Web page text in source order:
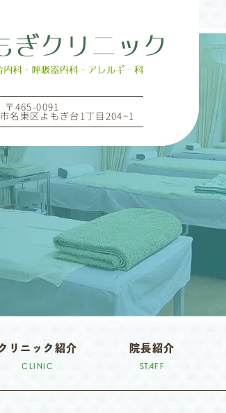
〒465-0091
名東区よもぎ台1丁目204−1
リニック紹介
CLINIC
院長紹介
STAFF